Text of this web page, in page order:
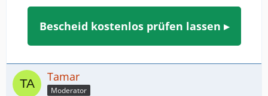
Bescheid kostenlos prüfen lassen ▸
Tamar
Moderator